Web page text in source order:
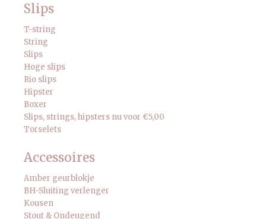
Slips
T-string
String
Slips
Hoge slips
Rio slips
Hipster
Boxer
Slips, strings, hipsters nu voor €5,00
Torselets
Accessoires
Amber geurblokje
BH-Sluiting verlenger
Kousen
Stout & Ondeugend